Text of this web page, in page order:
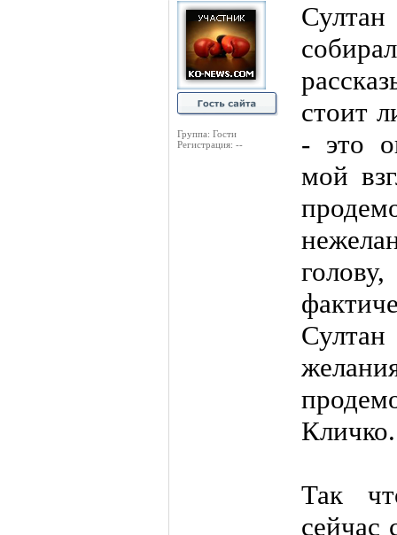
Группа: Гости
Регистрация: --
стоит
- это
мой
Кличко.
Так
сейчас